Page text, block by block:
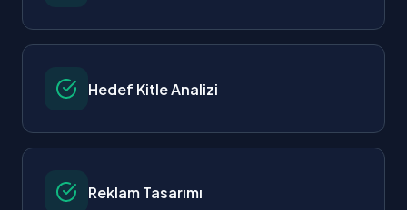
Hedef Kitle Analizi
Reklam Tasarımı